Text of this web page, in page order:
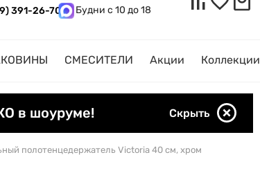
391-26-70 Будни с 10 до 18
СМЕСИТЕЛИ Акции Коллекции
в шоуруме! Скрыть
полотенцедержатель Victoria 40 см, хром